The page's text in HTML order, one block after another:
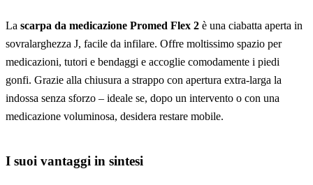
La scarpa da medicazione Promed Flex 2 è una ciabatta aperta in
sovralarghezza J, facile da infilare. Offre moltissimo spazio per
medicazioni, tutori e bendaggi e accoglie comodamente i piedi
gonfi. Grazie alla chiusura a strappo con apertura extra-larga la
indossa senza sforzo – ideale se, dopo un intervento o con una
medicazione voluminosa, desidera restare mobile.
I suoi vantaggi in sintesi